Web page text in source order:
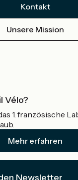
Kontakt
Unsere Mission
Vélo?
1. französische
Mehr erfahren
Newsletter